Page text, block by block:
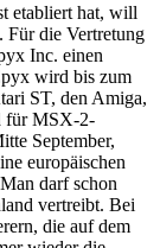
etabliert hat, will
Für die Vertretung
Inc. einen
wird bis zum
ST, den Amiga,
für MSX-2-
September,
europäischen
darf schon
vertreibt. Bei
die auf dem